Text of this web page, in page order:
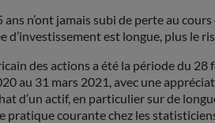
n’ont jamais subi de perte au
est longue, plus le
des actions a été la période du
au 31 mars 2021, avec une
d’un actif, en particulier sur de
courante chez les